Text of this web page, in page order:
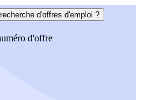
d'offres d'emploi ?
d'offre